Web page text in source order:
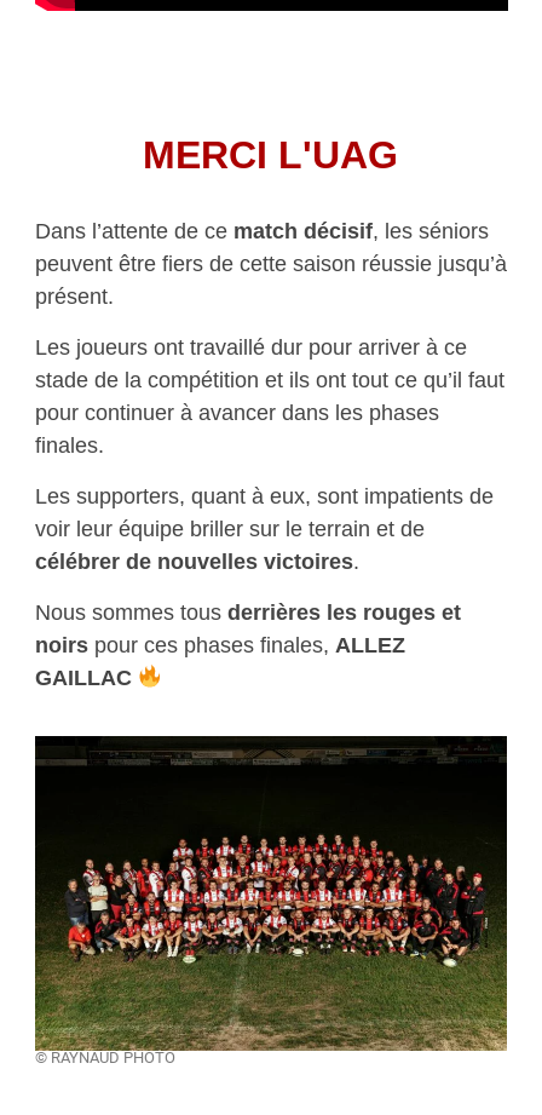
MERCI L'UAG
Dans l’attente de ce match décisif, les séniors
peuvent être fiers de cette saison réussie jusqu’à
présent.
Les joueurs ont travaillé dur pour arriver à ce
stade de la compétition et ils ont tout ce qu’il faut
pour continuer à avancer dans les phases
finales.
Les supporters, quant à eux, sont impatients de
voir leur équipe briller sur le terrain et de
célébrer de nouvelles victoires.
Nous sommes tous derrières les rouges et
noirspour ces phases finales, ALLEZ
GAILLAC
© RAYNAUD PHOTO